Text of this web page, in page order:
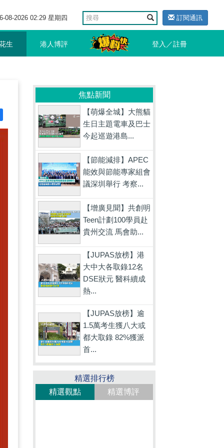
08-2026 02:29 星期四 訂閱通訊
生 港人博評 登入／註冊
焦點新聞
【萌爆全城】大熊貓
生日主題電車及巴士
今起巡遊港島...
【節能減排】APEC
能效與節能專家組會
議深圳舉行 考察...
【增廣見聞】共創明
Teen計劃100學員赴
貴州交流 馬會助...
【JUPAS放榜】港
大中大各取錄12名
DSE狀元 醫科續成
熱...
【JUPAS放榜】逾
1.5萬考生獲八大或
都大取錄 82%獲派
首...
精選排行榜
精選觀點
精選博評